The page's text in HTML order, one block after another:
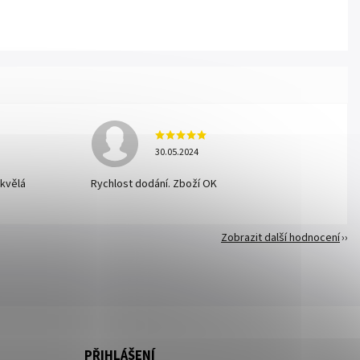
30.05.2024
Rychlost dodání. Zboží OK
Zobrazit další hodnocení
PŘIHLÁŠENÍ